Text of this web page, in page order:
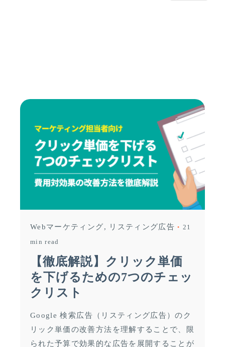
Webマーケティング リスティング広告
21
min read
【徹底解説】クリック単価
を下げるための7つのチェッ
クリスト
Google 検索広告（リスティング広告）のク
リック単価の改善方法を理解することで、限
られた予算で効果的な広告を展開することが